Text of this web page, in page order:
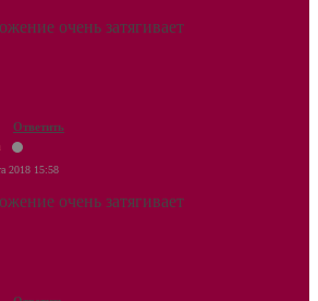
очень затягивает
Ответить
2018 15:58
очень затягивает